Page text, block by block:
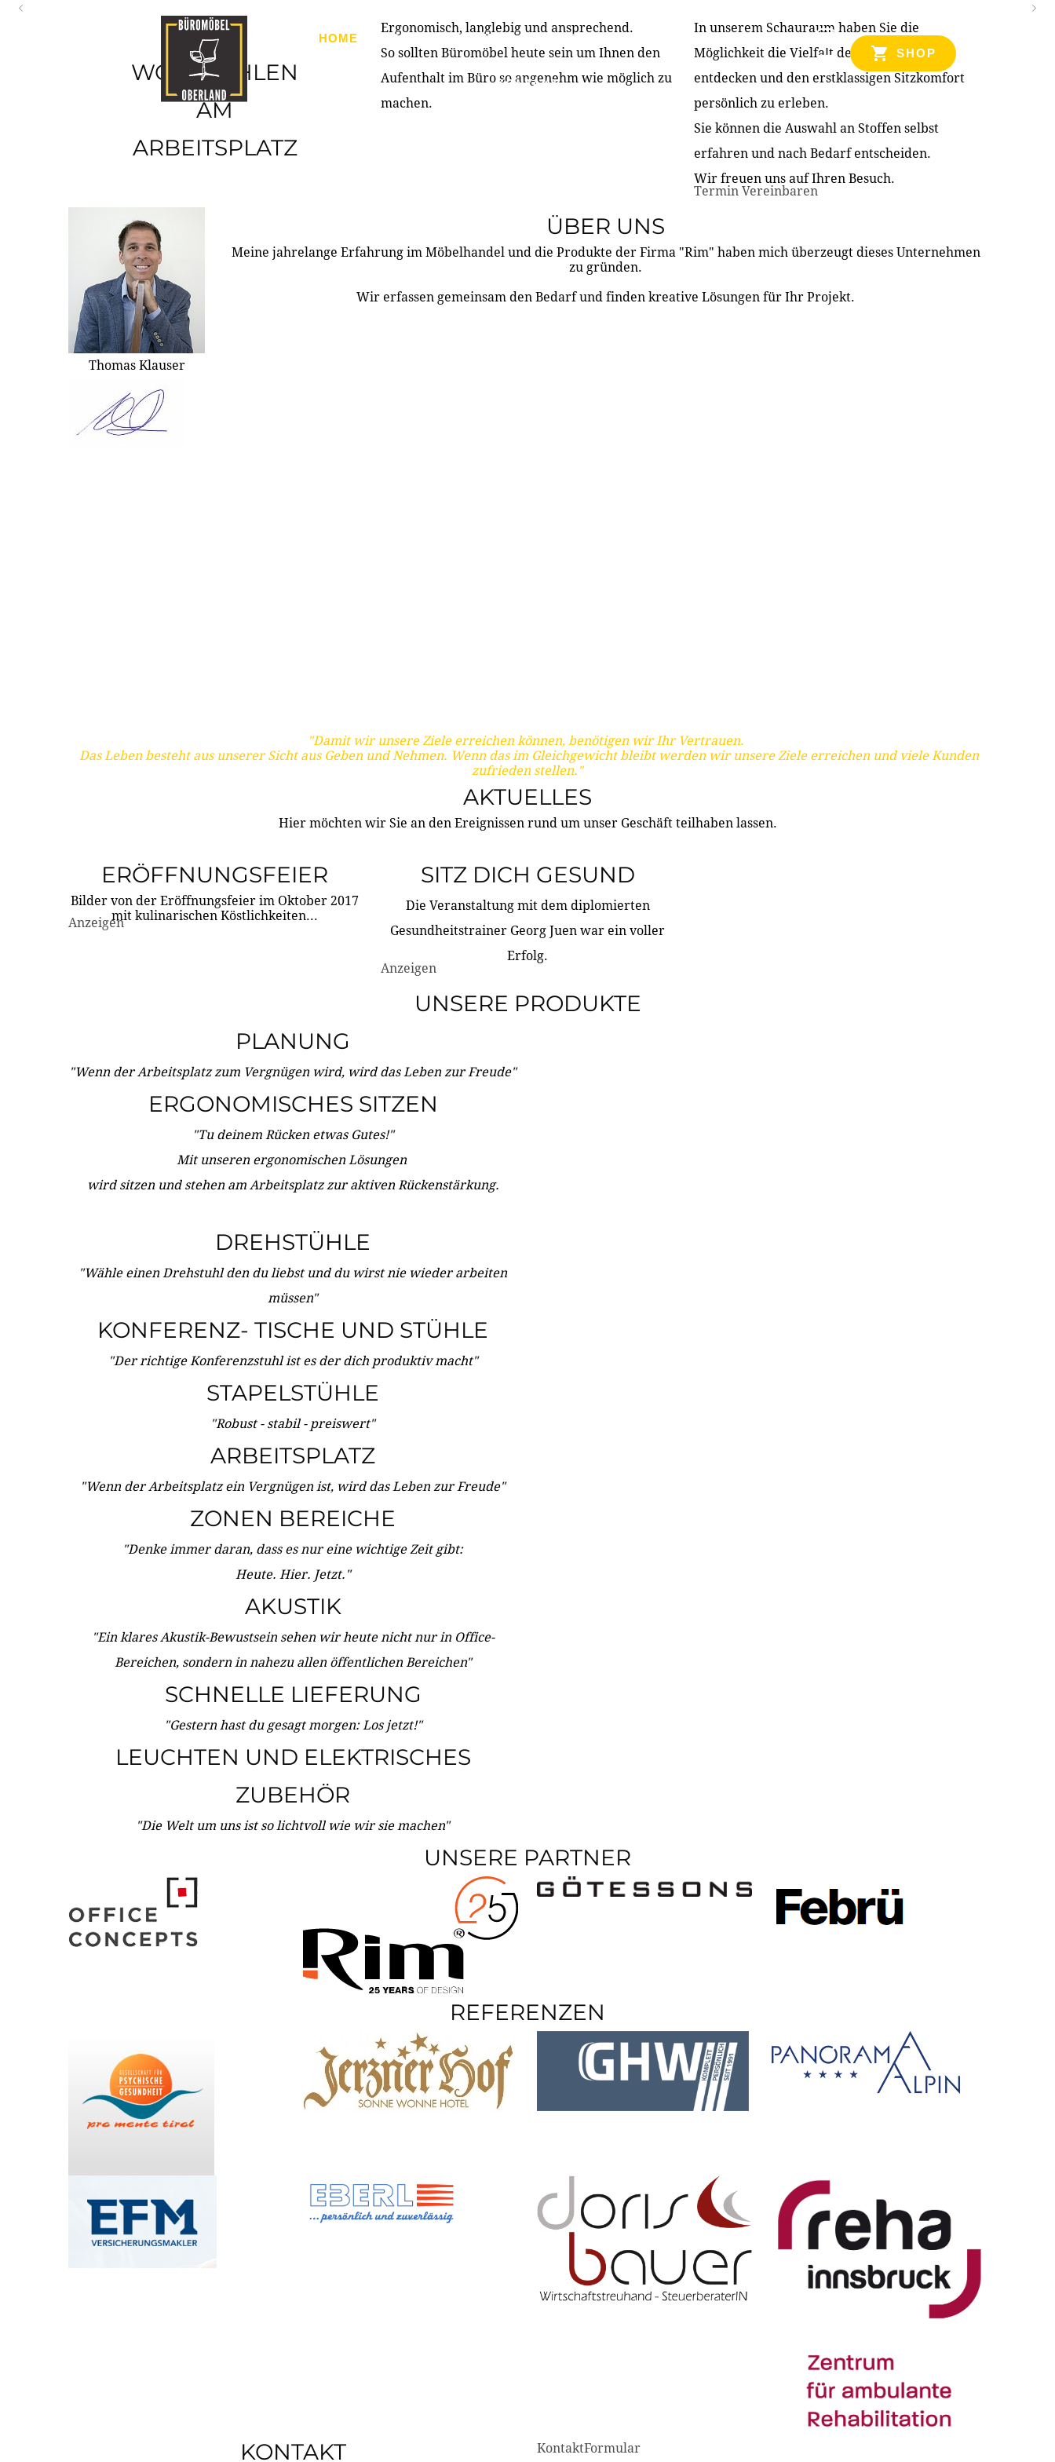
HOME PRODUKTE ÜBER UNS PARTNER & REFERENZEN
KONTAKT
SHOP
WOHLFÜHLEN
AM
ARBEITSPLATZ
Ergonomisch, langlebig und ansprechend.
So sollten Büromöbel heute sein um Ihnen den
Aufenthalt im Büro so angenehm wie möglich zu
machen.
In unserem Schauraum haben Sie die
Möglichkeit die Vielfalt der Produkte zu
entdecken und den erstklassigen Sitzkomfort
persönlich zu erleben.
Sie können die Auswahl an Stoffen selbst
erfahren und nach Bedarf entscheiden.
Wir freuen uns auf Ihren Besuch.
Termin Vereinbaren
Thomas Klauser
ÜBER UNS
Meine jahrelange Erfahrung im Möbelhandel und die Produkte der Firma "Rim" haben mich überzeugt dieses Unternehmen
zu gründen.
Wir erfassen gemeinsam den Bedarf und finden kreative Lösungen für Ihr Projekt.
"Damit wir unsere Ziele erreichen können, benötigen wir Ihr Vertrauen.
Das Leben besteht aus unserer Sicht aus Geben und Nehmen. Wenn das im Gleichgewicht bleibt werden wir unsere Ziele erreichen und viele Kunden
zufrieden stellen."
AKTUELLES
Hier möchten wir Sie an den Ereignissen rund um unser Geschäft teilhaben lassen.
ERÖFFNUNGSFEIER
Bilder von der Eröffnungsfeier im Oktober 2017
mit kulinarischen Köstlichkeiten...
Anzeigen
SITZ DICH GESUND
Die Veranstaltung mit dem diplomierten
Gesundheitstrainer Georg Juen war ein voller
Erfolg.
Anzeigen
UNSERE PRODUKTE
PLANUNG
"Wenn der Arbeitsplatz zum Vergnügen wird, wird das Leben zur Freude"
ERGONOMISCHES SITZEN
"Tu deinem Rücken etwas Gutes!"
Mit unseren ergonomischen Lösungen
wird sitzen und stehen am Arbeitsplatz zur aktiven Rückenstärkung.
DREHSTÜHLE
"Wähle einen Drehstuhl den du liebst und du wirst nie wieder arbeiten
müssen"
KONFERENZ- TISCHE UND STÜHLE
"Der richtige Konferenzstuhl ist es der dich produktiv macht"
STAPELSTÜHLE
"Robust - stabil - preiswert"
ARBEITSPLATZ
"Wenn der Arbeitsplatz ein Vergnügen ist, wird das Leben zur Freude"
ZONEN BEREICHE
"Denke immer daran, dass es nur eine wichtige Zeit gibt:
Heute. Hier. Jetzt."
AKUSTIK
"Ein klares Akustik-Bewustsein sehen wir heute nicht nur in Office-
Bereichen, sondern in nahezu allen öffentlichen Bereichen"
SCHNELLE LIEFERUNG
"Gestern hast du gesagt morgen: Los jetzt!"
LEUCHTEN UND ELEKTRISCHES
ZUBEHÖR
"Die Welt um uns ist so lichtvoll wie wir sie machen"
UNSERE PARTNER
REFERENZEN
KONTAKT KontaktFormular